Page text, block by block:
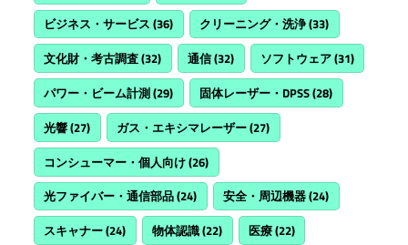
ビジネス・サービス (36) クリーニング・洗浄(33)
文化財・考古調査(32) 通信(32) ソフトウェア(31)
パワー・ビーム計測(29) 固体レーザー・DPSS(28)
光響(27) ガス・エキシマレーザー(27)
コンシューマー・個人向け(26)
光ファイバー・通信部品(24) 安全・周辺機器(24)
スキャナー(24) 物体認識(22) 医療(22)